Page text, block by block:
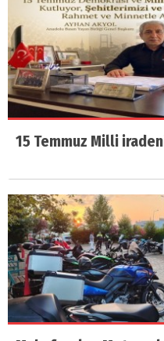
15 Temmuz Milli